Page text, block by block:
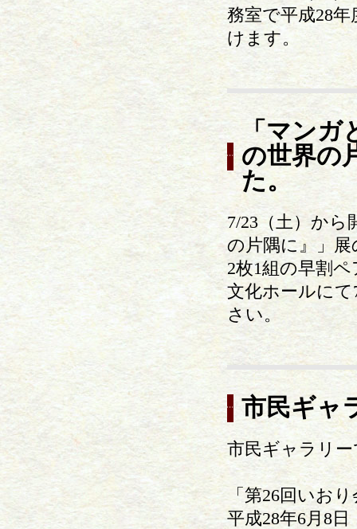
務室で平成28
けます。
「マン
の世界の
た。
7/23（土）か
の片隅に』」
2枚1組の早割
文化ホールに
さい。
市民ギャ
市民ギャラリ
「第26回いお
平成28年6月8